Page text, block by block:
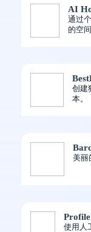
AI
通过
的空间
创建
本。
美丽
使用人